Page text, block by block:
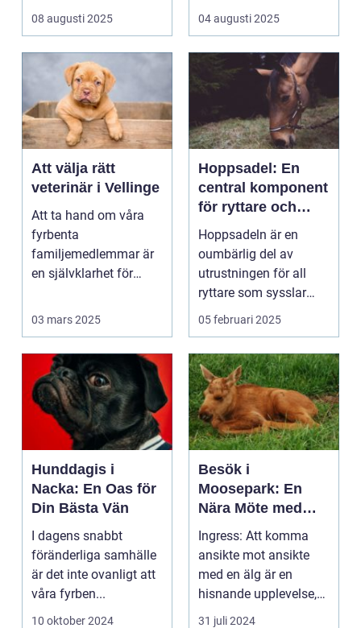
08 augusti 2025
många djur...
04 augusti 2025
Att välja rätt
veterinär i Vellinge
Att ta hand om våra
fyrbenta
familjemedlemmar är
en självklarhet för
03 mars 2025
Hoppsadel: En
central komponent
för ryttare och
häst
Hoppsadeln är en
oumbärlig del av
utrustningen för all
ryttare som sysslar
med hoppni...
05 februari 2025
Hunddagis i
Nacka: En Oas för
Din Bästa Vän
I dagens snabbt
föränderliga samhälle
är det inte ovanligt att
våra fyrben...
10 oktober 2024
Besök i
Moosepark: En
Nära Möte med
Kungarna av
Skogen
Ingress: Att komma
ansikte mot ansikte
med en älg är en
hisnande upplevelse,
en unik chans...
31 juli 2024